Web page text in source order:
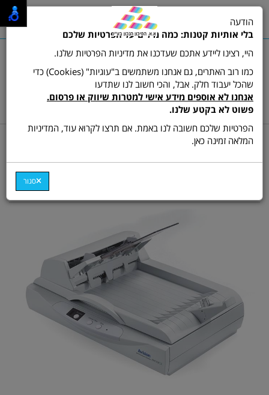
שרות לקוחות ותמיכה:03-9511473
hamikun4u@gmail.com
תפריט
דף בית סורקים
סורק צבעוני חד צדדי Avision
הודעה
בלי אותיות קטנות: כמה מילים על הפרטיות שלכם
היי, רצינו ליידע אתכם שעדכנו את מדיניות הפרטיות שלנו.
כמו רוב האתרים, גם אנחנו משתמשים ב"עוגיות" (Cookies) כדי
שהכל יעבוד חלק. אבל, והכי חשוב לנו שתדעו
אנחנו לא אוספים מידע אישי למטרות שיווק או פרסום.
פשוט לא בקטע שלנו.
הפרטיות שלכם חשובה לנו באמת. אם תרצו לקרוא עוד, המדיניות
המלאה זמינה כאן.
סגור